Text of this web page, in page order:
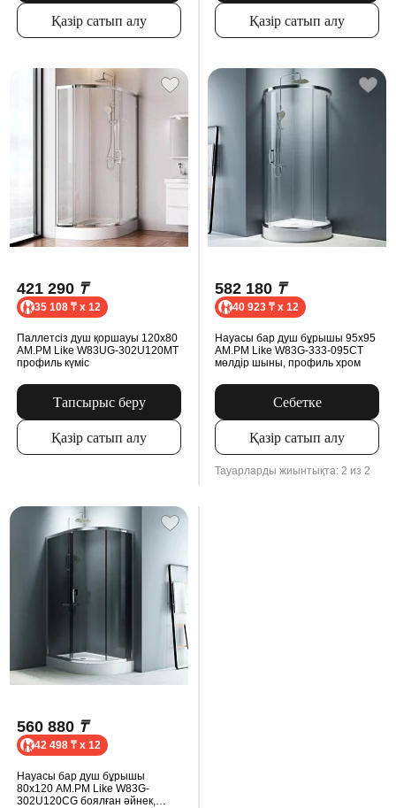
Қазір сатып алу Қазір сатып алу
421 290 ₸
35 108 ₸ x 12
Паллетсіз душ қоршауы 120x80
AM.PM Like W83UG-302U120MT
профиль күміс
Тапсырыс беру
Қазір сатып алу
582 180 ₸
40 923 ₸ x 12
Науасы бар душ бұрышы 95x95
AM.PM Like W83G-333-095CT
мөлдір шыны, профиль хром
Себетке
Қазір сатып алу
Тауарларды жиынтықта: 2 из 2
560 880 ₸
42 498 ₸ x 12
Науасы бар душ бұрышы
80x120 AM.PM Like W83G-
302U120CG боялған әйнек,